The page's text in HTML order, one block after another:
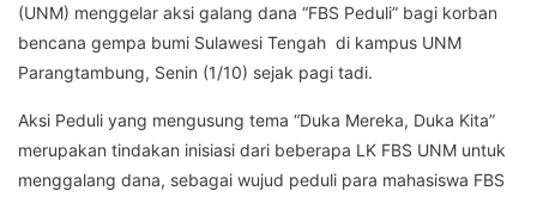
(UNM) menggelar aksi galang dana “FBS Peduli” bagi korban
bencana gempa bumi Sulawesi Tengah di kampus UNM
Parangtambung, Senin (1/10) sejak pagi tadi.
Aksi Peduli yang mengusung tema “Duka Mereka, Duka Kita”
merupakan tindakan inisiasi dari beberapa LK FBS UNM untuk
menggalang dana, sebagai wujud peduli para mahasiswa FBS